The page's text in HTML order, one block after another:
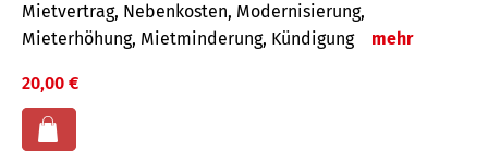
Mietvertrag, Nebenkosten, Modernisierung,
Mieterhöhung, Mietminderung, Kündigung
mehr
20,00 €